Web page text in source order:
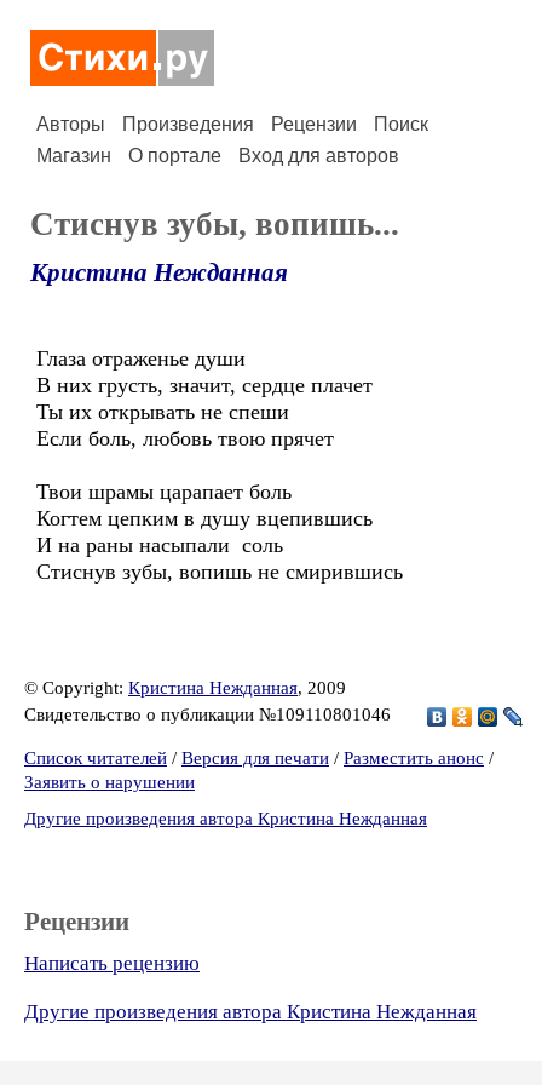
Авторы Произведения Рецензии
Поиск
Магазин
О портале Вход для авторов
Стиснув зубы, вопишь...
Кристина Нежданная
Глаза отраженье души
В них грусть, значит, сердце плачет
Ты их открывать не спеши
Если боль, любовь твою прячет
Твои шрамы царапает боль
Когтем цепким в душу вцепившись
И на раны насыпали соль
Стиснув зубы, вопишь не смирившись
© Copyright: Кристина Нежданная, 2009
Свидетельство о публикации №109110801046
Список читателей / Версия для печати / Разместить анонс /
Заявить о нарушении
Другие произведения автора Кристина Нежданная
Рецензии
Написать рецензию
Другие произведения автора Кристина Нежданная